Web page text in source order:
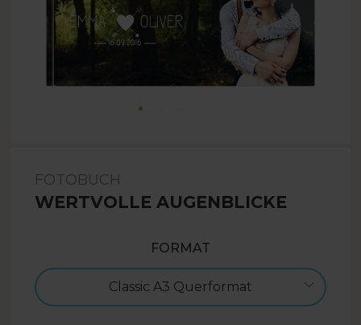
FOTOBUCH
WERTVOLLE AUGENBLICKE
FORMAT
Classic A3 Querformat